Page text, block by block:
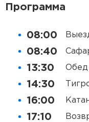
Программа
08:00
08:40
13:30 Обед
14:30
16:00
17:10